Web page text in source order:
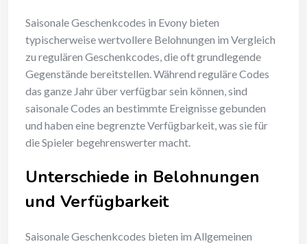
Saisonale Geschenkcodes in Evony bieten
typischerweise wertvollere Belohnungen im Vergleich
zu regulären Geschenkcodes, die oft grundlegende
Gegenstände bereitstellen. Während reguläre Codes
das ganze Jahr über verfügbar sein können, sind
saisonale Codes an bestimmte Ereignisse gebunden
und haben eine begrenzte Verfügbarkeit, was sie für
die Spieler begehrenswerter macht.
Unterschiede in Belohnungen
und Verfügbarkeit
Saisonale Geschenkcodes bieten im Allgemeinen